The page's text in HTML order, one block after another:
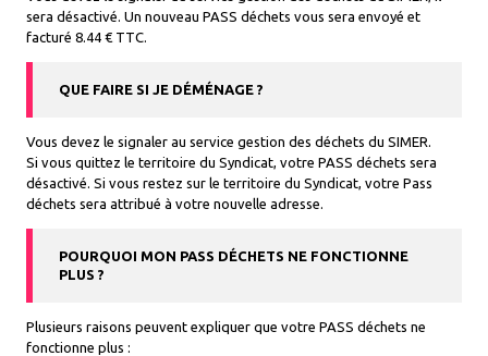
sera désactivé. Un nouveau PASS déchets vous sera envoyé et
facturé 8.44 € TTC.
QUE FAIRE SI JE DÉMÉNAGE ?
Vous devez le signaler au service gestion des déchets du SIMER.
Si vous quittez le territoire du Syndicat, votre PASS déchets sera
désactivé. Si vous restez sur le territoire du Syndicat, votre Pass
déchets sera attribué à votre nouvelle adresse.
POURQUOI MON PASS DÉCHETS NE FONCTIONNE
PLUS ?
Plusieurs raisons peuvent expliquer que votre PASS déchets ne
fonctionne plus :